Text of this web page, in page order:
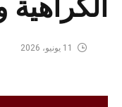
11 يونيو، 2026